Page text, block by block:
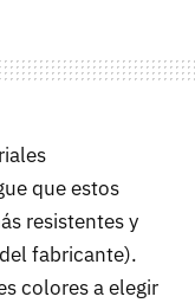
que estos
resistentes y
fabricante).
colores a elegir